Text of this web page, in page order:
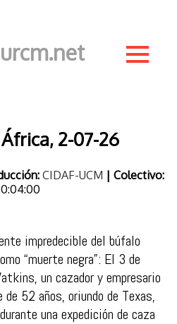
2-07-26
CIDAF-UCM | Colectivo:
impredecible del búfalo
“muerte negra”: El 3 de
un cazador y empresario
52 años, oriundo de Texas,
una expedición de caza